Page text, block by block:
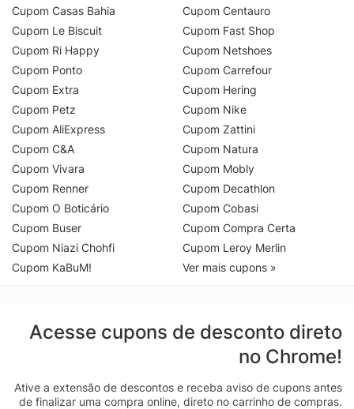
Cupom Casas Bahia
Cupom Le Biscuit
Cupom Ri Happy
Cupom Ponto
Cupom Extra
Cupom Petz
Cupom AliExpress
Cupom C&A
Cupom Vivara
Cupom Renner
Cupom O Boticário
Cupom Buser
Cupom Niazi Chohfi
Cupom KaBuM!
Cupom Centauro
Cupom Fast Shop
Cupom Netshoes
Cupom Carrefour
Cupom Hering
Cupom Nike
Cupom Zattini
Cupom Natura
Cupom Mobly
Cupom Decathlon
Cupom Cobasi
Cupom Compra Certa
Cupom Leroy Merlin
Ver mais cupons »
Acesse cupons de desconto direto
no Chrome!
Ative a extensão de descontos e receba aviso de cupons antes
de finalizar uma compra online, direto no carrinho de compras.